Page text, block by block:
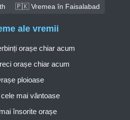
🇵🇰 Vremea în Faisalabad
ale vremii
orașe chiar acum
orașe chiar acum
ploioase
mai vântoase
însorite orașe